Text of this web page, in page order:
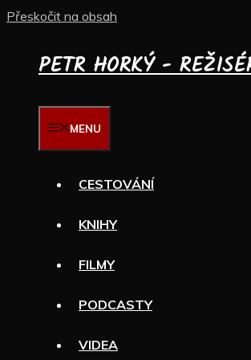
Přeskočit na obsah
PETR HORKÝ -
MENU
CESTOVÁNÍ
KNIHY
FILMY
PODCASTY
VIDEA